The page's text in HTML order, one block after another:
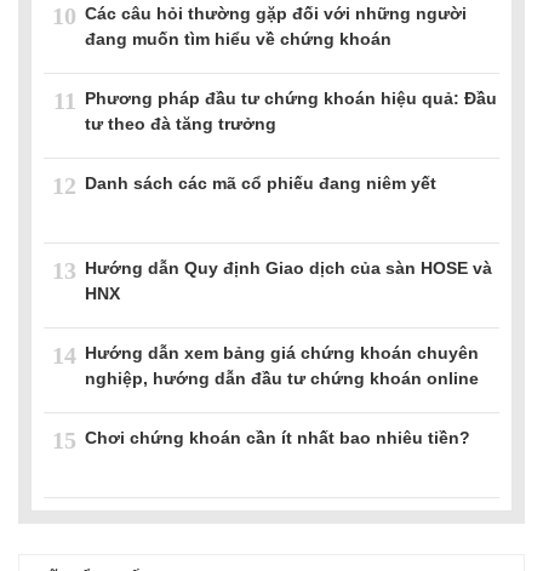
10 Các câu hỏi thường gặp đối với những người
đang muốn tìm hiểu về chứng khoán
11
Phương pháp đầu tư chứng khoán hiệu quả: Đầu
tư theo đà tăng trưởng
12 Danh sách các mã cổ phiếu đang niêm yết
13 Hướng dẫn Quy định Giao dịch của sàn HOSE và
HNX
14 Hướng dẫn xem bảng giá chứng khoán chuyên
nghiệp, hướng dẫn đầu tư chứng khoán online
15 Chơi chứng khoán cần ít nhất bao nhiêu tiền?